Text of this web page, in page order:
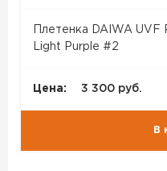
Плетенка DAIWA UVF
Light Purple #2
Цена: 3 300 руб.
В